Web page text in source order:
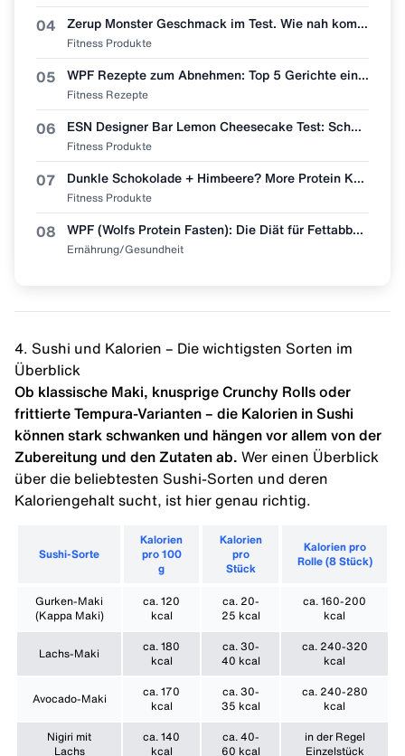
04 Zerup Monster Geschmack im Test. Wie nah kommt More Nutrition wirklich ran?
Fitness Produkte
05 WPF Rezepte zum Abnehmen: Top 5 Gerichte einfach nachmachen 🥩🥗
Fitness Rezepte
06 ESN Designer Bar Lemon Cheesecake Test: Schmeckt wie Zitronenkuchen?
Fitness Produkte
07 Dunkle Schokolade + Himbeere? More Protein Kaffee "Dark Chocolate Raspberry" im Test 🧋👀
Fitness Produkte
08 WPF (Wolfs Protein Fasten): Die Diät für Fettabbau & Muskel-Erhalt
Ernährung/Gesundheit
4. Sushi und Kalorien – Die wichtigsten Sorten im
Überblick
Ob klassische Maki, knusprige Crunchy Rolls oder
frittierte Tempura-Varianten – die Kalorien in Sushi
können stark schwanken und hängen vor allem von der
Zubereitung und den Zutaten ab.
Wer einen Überblick
über die beliebtesten Sushi-Sorten und deren
Kaloriengehalt sucht, ist hier genau richtig.
Sushi-Sorte
Kalorien
pro 100
g
Kalorien
pro
Stück
Kalorien pro
Rolle (8 Stück)
Gurken-Maki
(Kappa Maki)
ca. 120
kcal
ca. 20-
25 kcal
ca. 160-200
kcal
Lachs-Maki
ca. 180
kcal
ca. 30-
40 kcal
ca. 240-320
kcal
Avocado-Maki
ca. 170
kcal
ca. 30-
35 kcal
ca. 240-280
kcal
Nigiri mit
Lachs
ca. 140
kcal
ca. 40-
60 kcal
in der Regel
Einzelstück